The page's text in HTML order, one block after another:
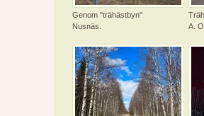
Genom "trähästbyn"
Nusnäs.
A.